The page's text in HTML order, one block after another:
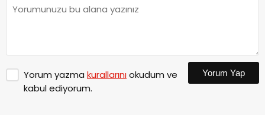
Yorum yazma kurallarınıokudum ve
kabul ediyorum.
Yorum Yap